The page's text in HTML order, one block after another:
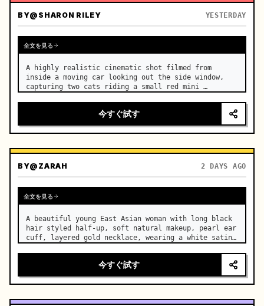
BY@SHARON RILEY YESTERDAY
全文を見る
A highly realistic cinematic shot filmed from
inside a moving car looking out the side window,
capturing two cats riding a small red mini
今すぐ試す
BY@ZARAH 2 DAYS AGO
全文を見る
A beautiful young East Asian woman with long black
hair styled half-up, soft natural makeup, pearl ear
cuff, layered gold necklace, wearing a white satin
今すぐ試す